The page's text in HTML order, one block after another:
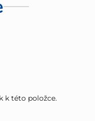
k této položce.